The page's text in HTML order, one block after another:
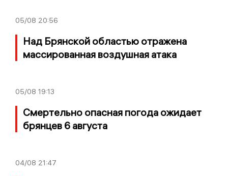
05/08 20:56
Над Брянской областью отражена
массированная воздушная атака
05/08 19:13
Смертельно опасная погода ожидает
брянцев 6 августа
04/08 21:47